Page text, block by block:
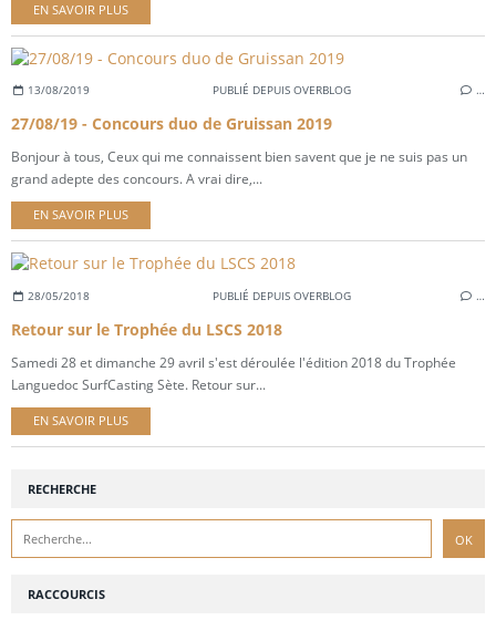
EN SAVOIR PLUS
13/08/2019 PUBLIÉ DEPUIS OVERBLOG …
27/08/19 - Concours duo de Gruissan 2019
Bonjour à tous, Ceux qui me connaissent bien savent que je ne suis pas un
grand adepte des concours. A vrai dire,...
EN SAVOIR PLUS
28/05/2018 PUBLIÉ DEPUIS OVERBLOG …
Retour sur le Trophée du LSCS 2018
Samedi 28 et dimanche 29 avril s'est déroulée l'édition 2018 du Trophée
Languedoc SurfCasting Sète. Retour sur...
EN SAVOIR PLUS
RECHERCHE
RACCOURCIS